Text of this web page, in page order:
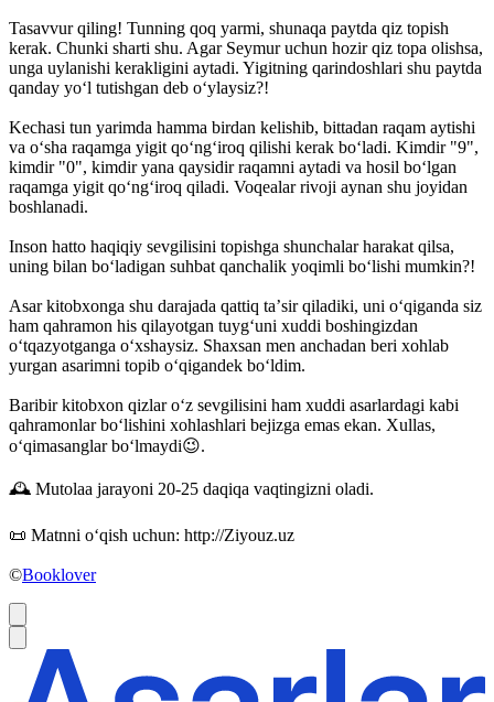
Tasavvur qiling! Tunning qoq yarmi, shunaqa paytda qiz topish
kerak. Chunki sharti shu. Agar Seymur uchun hozir qiz topa olishsa,
unga uylanishi kerakligini aytadi. Yigitning qarindoshlari shu paytda
qanday yoʻl tutishgan deb oʻylaysiz?!
Kechasi tun yarimda hamma birdan kelishib, bittadan raqam aytishi
va oʻsha raqamga yigit qoʻngʻiroq qilishi kerak boʻladi. Kimdir "9",
kimdir "0", kimdir yana qaysidir raqamni aytadi va hosil boʻlgan
raqamga yigit qoʻngʻiroq qiladi. Voqealar rivoji aynan shu joyidan
boshlanadi.
Inson hatto haqiqiy sevgilisini topishga shunchalar harakat qilsa,
uning bilan boʻladigan suhbat qanchalik yoqimli boʻlishi mumkin?!
Asar kitobxonga shu darajada qattiq taʼsir qiladiki, uni oʻqiganda siz
ham qahramon his qilayotgan tuygʻuni xuddi boshingizdan
oʻtqazyotganga oʻxshaysiz. Shaxsan men anchadan beri xohlab
yurgan asarimni topib oʻqigandek boʻldim.
Baribir kitobxon qizlar oʻz sevgilisini ham xuddi asarlardagi kabi
qahramonlar boʻlishini xohlashlari bejizga emas ekan. Xullas,
oʻqimasanglar boʻlmaydi😉.
🕰 Mutolaa jarayoni 20-25 daqiqa vaqtingizni oladi.
📜 Matnni oʻqish uchun: http://Ziyouz.uz
©Booklover